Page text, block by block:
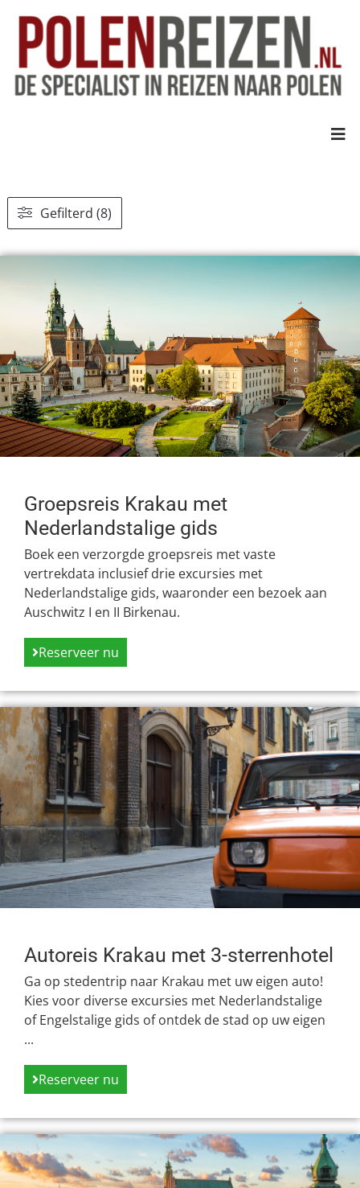
Gefilterd (8)
Groepsreis Krakau met
Nederlandstalige gids
Boek een verzorgde groepsreis met vaste
vertrekdata inclusief drie excursies met
Nederlandstalige gids, waaronder een bezoek aan
Auschwitz I en II Birkenau.
Reserveer nu
Autoreis Krakau met 3-sterrenhotel
Ga op stedentrip naar Krakau met uw eigen auto!
Kies voor diverse excursies met Nederlandstalige
of Engelstalige gids of ontdek de stad op uw eigen
...
Reserveer nu